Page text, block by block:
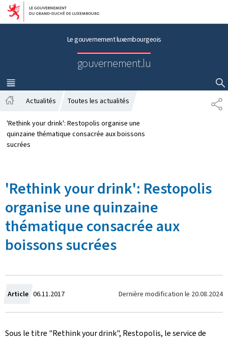
Aller au menu principal
Aller au contenu
Le gouvernement luxembourgeois
gouvernement.lu
MENU
PRINCIPAL
AFFICHER / MASQUER LA RECHERCHE
P
A
c
c
u
Actualités Toutes les actualités
'Rethink your drink': Restopolis organise une
quinzaine thématique consacrée aux boissons
sucrées
'Rethink your drink': Restopolis
organise une quinzaine
thématique consacrée aux
boissons sucrées
Article C
r
é
06.11.2017 Dernière modification le 20.08.2024
Sous le titre "Rethink your drink", Restopolis, le service de